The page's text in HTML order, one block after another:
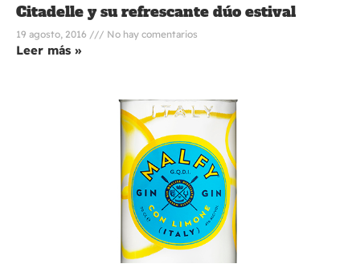
Citadelle y su refrescante dúo estival
19 agosto, 2016 No hay comentarios
Leer más »